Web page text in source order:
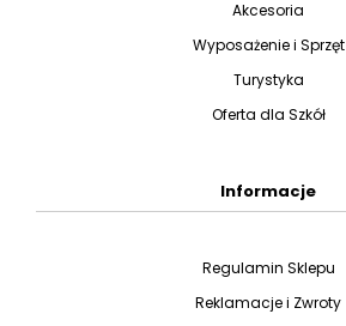
Akcesoria
Wyposażenie i Sprzęt
Turystyka
Oferta dla Szkół
Informacje
Regulamin Sklepu
Reklamacje i Zwroty